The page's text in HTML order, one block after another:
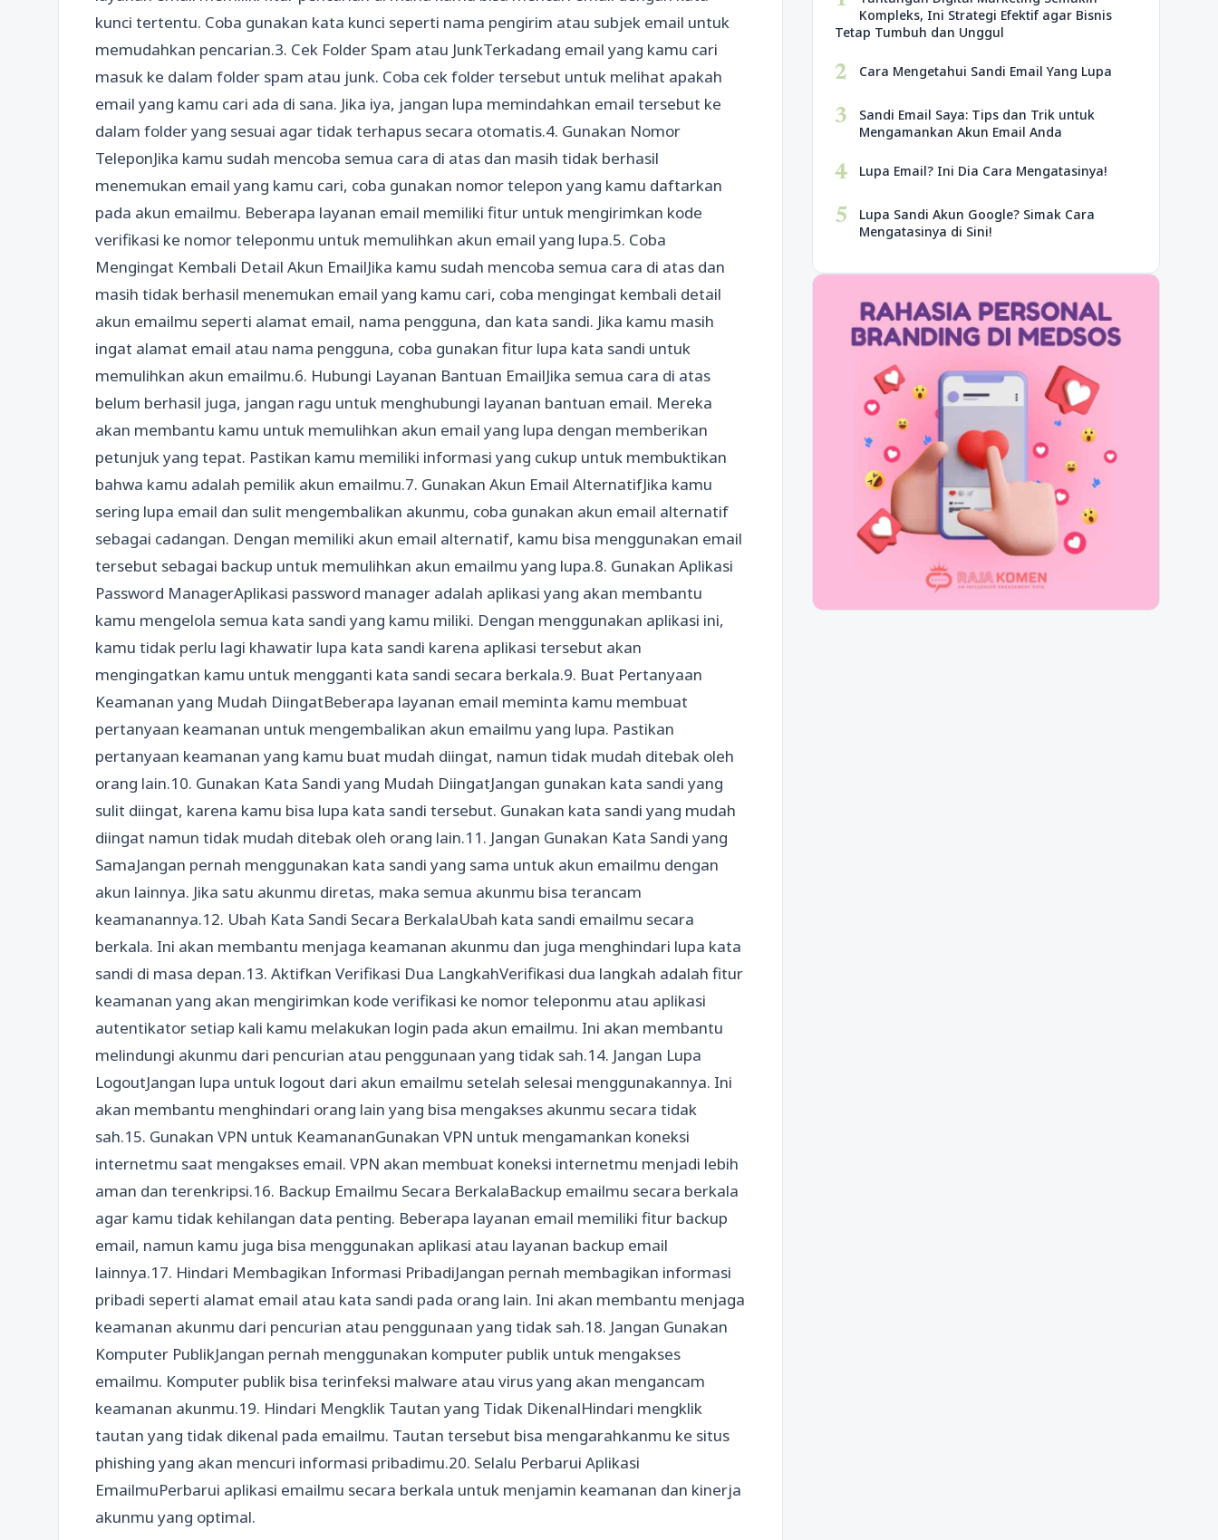
kunci tertentu. Coba gunakan kata kunci seperti nama pengirim atau subjek email untuk
memudahkan pencarian.3. Cek Folder Spam atau JunkTerkadang email yang kamu cari
masuk ke dalam folder spam atau junk. Coba cek folder tersebut untuk melihat apakah
email yang kamu cari ada di sana. Jika iya, jangan lupa memindahkan email tersebut ke
dalam folder yang sesuai agar tidak terhapus secara otomatis.4. Gunakan Nomor
TeleponJika kamu sudah mencoba semua cara di atas dan masih tidak berhasil
menemukan email yang kamu cari, coba gunakan nomor telepon yang kamu daftarkan
pada akun emailmu. Beberapa layanan email memiliki fitur untuk mengirimkan kode
verifikasi ke nomor teleponmu untuk memulihkan akun email yang lupa.5. Coba
Mengingat Kembali Detail Akun EmailJika kamu sudah mencoba semua cara di atas dan
masih tidak berhasil menemukan email yang kamu cari, coba mengingat kembali detail
akun emailmu seperti alamat email, nama pengguna, dan kata sandi. Jika kamu masih
ingat alamat email atau nama pengguna, coba gunakan fitur lupa kata sandi untuk
memulihkan akun emailmu.6. Hubungi Layanan Bantuan EmailJika semua cara di atas
belum berhasil juga, jangan ragu untuk menghubungi layanan bantuan email. Mereka
akan membantu kamu untuk memulihkan akun email yang lupa dengan memberikan
petunjuk yang tepat. Pastikan kamu memiliki informasi yang cukup untuk membuktikan
bahwa kamu adalah pemilik akun emailmu.7. Gunakan Akun Email AlternatifJika kamu
sering lupa email dan sulit mengembalikan akunmu, coba gunakan akun email alternatif
sebagai cadangan. Dengan memiliki akun email alternatif, kamu bisa menggunakan email
tersebut sebagai backup untuk memulihkan akun emailmu yang lupa.8. Gunakan Aplikasi
Password ManagerAplikasi password manager adalah aplikasi yang akan membantu
kamu mengelola semua kata sandi yang kamu miliki. Dengan menggunakan aplikasi ini,
kamu tidak perlu lagi khawatir lupa kata sandi karena aplikasi tersebut akan
mengingatkan kamu untuk mengganti kata sandi secara berkala.9. Buat Pertanyaan
Keamanan yang Mudah DiingatBeberapa layanan email meminta kamu membuat
pertanyaan keamanan untuk mengembalikan akun emailmu yang lupa. Pastikan
pertanyaan keamanan yang kamu buat mudah diingat, namun tidak mudah ditebak oleh
orang lain.10. Gunakan Kata Sandi yang Mudah DiingatJangan gunakan kata sandi yang
sulit diingat, karena kamu bisa lupa kata sandi tersebut. Gunakan kata sandi yang mudah
diingat namun tidak mudah ditebak oleh orang lain.11. Jangan Gunakan Kata Sandi yang
SamaJangan pernah menggunakan kata sandi yang sama untuk akun emailmu dengan
akun lainnya. Jika satu akunmu diretas, maka semua akunmu bisa terancam
keamanannya.12. Ubah Kata Sandi Secara BerkalaUbah kata sandi emailmu secara
berkala. Ini akan membantu menjaga keamanan akunmu dan juga menghindari lupa kata
sandi di masa depan.13. Aktifkan Verifikasi Dua LangkahVerifikasi dua langkah adalah fitur
keamanan yang akan mengirimkan kode verifikasi ke nomor teleponmu atau aplikasi
autentikator setiap kali kamu melakukan login pada akun emailmu. Ini akan membantu
melindungi akunmu dari pencurian atau penggunaan yang tidak sah.14. Jangan Lupa
LogoutJangan lupa untuk logout dari akun emailmu setelah selesai menggunakannya. Ini
akan membantu menghindari orang lain yang bisa mengakses akunmu secara tidak
sah.15. Gunakan VPN untuk KeamananGunakan VPN untuk mengamankan koneksi
internetmu saat mengakses email. VPN akan membuat koneksi internetmu menjadi lebih
aman dan terenkripsi.16. Backup Emailmu Secara BerkalaBackup emailmu secara berkala
agar kamu tidak kehilangan data penting. Beberapa layanan email memiliki fitur backup
email, namun kamu juga bisa menggunakan aplikasi atau layanan backup email
lainnya.17. Hindari Membagikan Informasi PribadiJangan pernah membagikan informasi
pribadi seperti alamat email atau kata sandi pada orang lain. Ini akan membantu menjaga
keamanan akunmu dari pencurian atau penggunaan yang tidak sah.18. Jangan Gunakan
Komputer PublikJangan pernah menggunakan komputer publik untuk mengakses
emailmu. Komputer publik bisa terinfeksi malware atau virus yang akan mengancam
keamanan akunmu.19. Hindari Mengklik Tautan yang Tidak DikenalHindari mengklik
tautan yang tidak dikenal pada emailmu. Tautan tersebut bisa mengarahkanmu ke situs
phishing yang akan mencuri informasi pribadimu.20. Selalu Perbarui Aplikasi
EmailmuPerbarui aplikasi emailmu secara berkala untuk menjamin keamanan dan kinerja
akunmu yang optimal.
Kompleks, Ini Strategi Efektif agar Bisnis
Tetap Tumbuh dan Unggul
2 Cara Mengetahui Sandi Email Yang Lupa
3
Sandi Email Saya: Tips dan Trik untuk
Mengamankan Akun Email Anda
4 Lupa Email? Ini Dia Cara Mengatasinya!
5
Lupa Sandi Akun Google? Simak Cara
Mengatasinya di Sini!